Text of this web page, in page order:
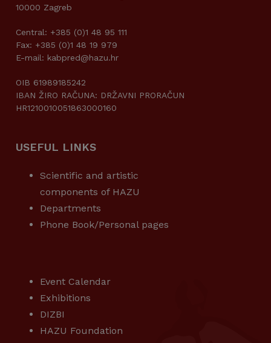
10000 Zagreb
Central: +385 (0)1 48 95 111
Fax: +385 (0)1 48 19 979
E-mail: kabpred@hazu.hr
OIB 61989185242
IBAN ŽIRO RAČUNA: DRŽAVNI PRORAČUN
HR1210010051863000160
USEFUL LINKS
Scientific and artistic
components of HAZU
Departments
Phone Book/Personal pages
Event Calendar
Exhibitions
DIZBI
HAZU Foundation